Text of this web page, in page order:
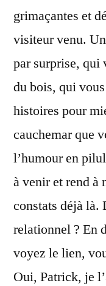
grimaçantes et
visiteur venu.
par surprise, qui
du bois, qui
histoires pour
cauchemar que
l’humour en
à venir et rend à
constats déjà là.
relationnel ? En
voyez le lien,
Oui, Patrick, je